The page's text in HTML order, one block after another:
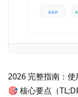
2026 完整指南：
🎯 核心要点（